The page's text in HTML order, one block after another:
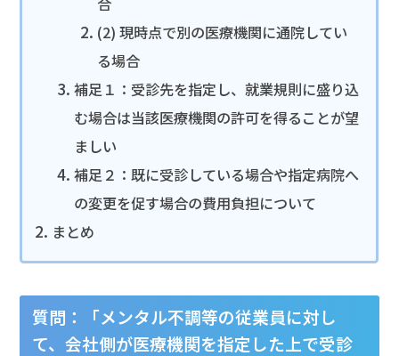
(2) 現時点で別の医療機関に通院してい
る場合
補足１：受診先を指定し、就業規則に盛り込
む場合は当該医療機関の許可を得ることが望
ましい
補足２：既に受診している場合や指定病院へ
の変更を促す場合の費用負担について
まとめ
質問：「メンタル不調等の従業員に対し
て、会社側が医療機関を指定した上で受診